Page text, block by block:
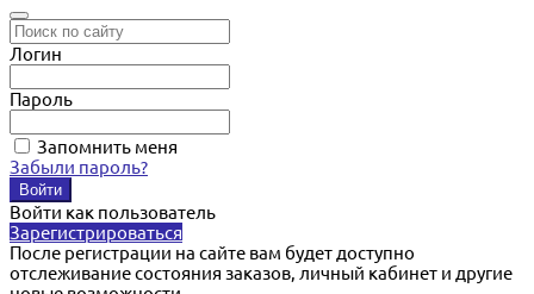
Логин
Пароль
Запомнить меня
Забыли пароль?
Войти как пользователь
Зарегистрироваться
После регистрации на сайте вам будет доступно
отслеживание состояния заказов, личный кабинет и другие